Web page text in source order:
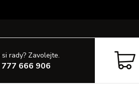
rady? Zavolejte.
666 906